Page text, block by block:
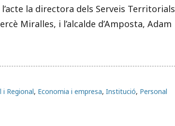
la directora dels Serveis Territorials
Miralles, i l’alcalde d’Amposta, Adam
i Regional, Economia i empresa, Institució, Personal